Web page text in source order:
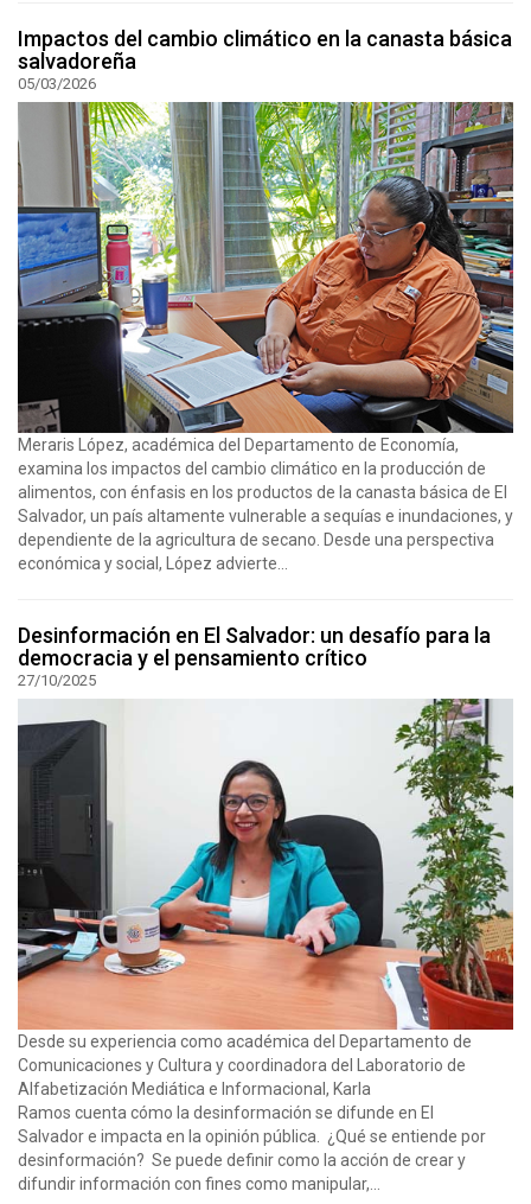
Impactos del cambio climático en la canasta básica
salvadoreña
05/03/2026
Meraris López, académica del Departamento de Economía,
examina los impactos del cambio climático en la producción de
alimentos, con énfasis en los productos de la canasta básica de El
Salvador, un país altamente vulnerable a sequías e inundaciones, y
dependiente de la agricultura de secano. Desde una perspectiva
económica y social, López advierte...
Desinformación en El Salvador: un desafío para la
democracia y el pensamiento crítico
27/10/2025
Desde su experiencia como académica del Departamento de
Comunicaciones y Cultura y coordinadora del Laboratorio de
Alfabetización Mediática e Informacional, Karla
Ramos cuenta cómo la desinformación se difunde en El
Salvador e impacta en la opinión pública. ¿Qué se entiende por
desinformación? Se puede definir como la acción de crear y
difundir información con fines como manipular,...